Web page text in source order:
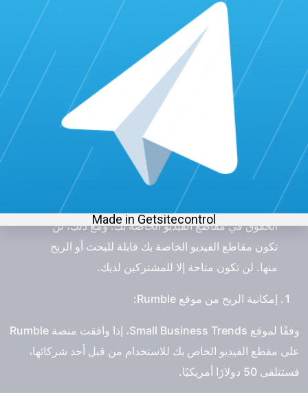
Rumble مشاركة مقاطع الفيديو الخاصة بك مع المواقع
الشريكة وشبكات التلفزيون. وبالتالي سيدفع مبلغ من
المال لـ Rumble مقابل حقوق عرض مقاطع الفيديو
الخاصة بك، وسوف تتلقى حصة من هذا الإيراد.
إقرأ أيضاً: أفضل موقع زيادة متابعين لايكي مجانا
Rumble فقط: يقتصر هذا الخيار على عرض مقاطع
يمكنك تحقيق إيرادات من خلال الإعلانات التي يتم
عرضها على مقاطع الفيديو الخاصة بك.
الاستخدام الشخصي: مع هذا الخيار، تحتفظ بجميع
الحقوق في مقاطع الفيديو الخاصة بك. ومع ذلك، لن
تكون مقاطع الفيديو الخاصة بك قابلة للبحث أو الربح
منها. لن تكون متاحة إلا للمشتركين لديك.
إمكانية الربح من موقع Rumble:
وفقًا لموقع Small Business Trends، إذا وافقت منصة Rumble
على مقطع الفيديو الخاص بك للاستخدام من قبل أحد شركائها،
فستتلقى 50 دولارًا أمريكيًا.